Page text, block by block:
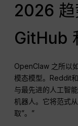
2026 趋
GitHub
OpenClaw 之所以
模态模型。Reddit
与最先进的人工智
机器人。它将范式
取”。”